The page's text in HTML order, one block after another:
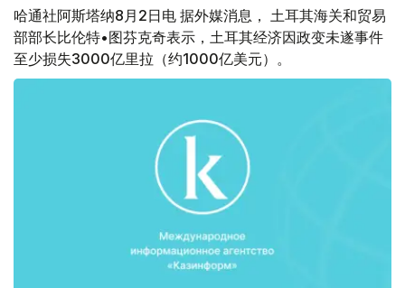
哈通社阿斯塔纳8月2日电 据外媒消息， 土耳其海关和贸易
部部长比伦特•图芬克奇表示，土耳其经济因政变未遂事件
至少损失3000亿里拉（约1000亿美元）。